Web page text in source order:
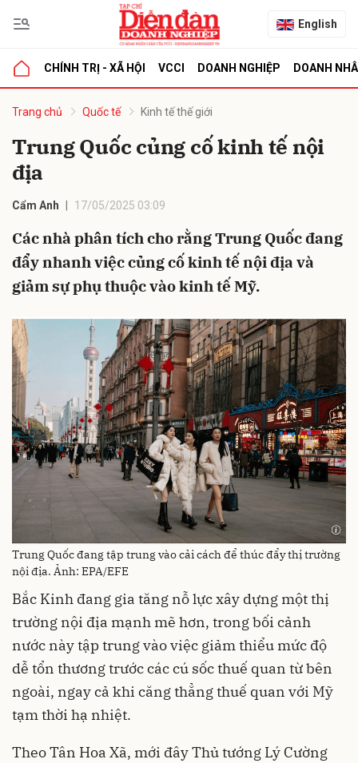
English
CHÍNH TRỊ - XÃ HỘI VCCI DOANH NGHIỆP DOANH
Trang chủ Quốc tế Kinh tế thế giới
Trung Quốc củng cố kinh tế nội
địa
Cẩm Anh 17/05/2025 03:09
Các nhà phân tích cho rằng Trung Quốc đang
đẩy nhanh việc củng cố kinh tế nội địa và
giảm sự phụ thuộc vào kinh tế Mỹ.
Trung Quốc đang tập trung vào cải cách để thúc đẩy thị trường
nội địa. Ảnh: EPA/EFE
Bắc Kinh đang gia tăng nỗ lực xây dựng một thị
trường nội địa mạnh mẽ hơn, trong bối cảnh
nước này tập trung vào việc giảm thiểu mức độ
dễ tổn thương trước các cú sốc thuế quan từ bên
ngoài, ngay cả khi căng thẳng thuế quan với Mỹ
tạm thời hạ nhiệt.
Theo Tân Hoa Xã, mới đây Thủ tướng Lý Cường
luận
Hủy